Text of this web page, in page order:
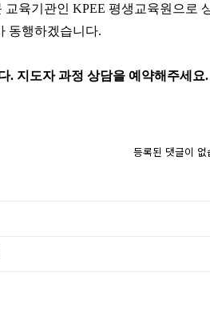
육기관인 KPEE 평생교육원으로
동행하겠습니다.
. 지도자 과정 상담을 예약해주세요.
등록된 댓글이 없